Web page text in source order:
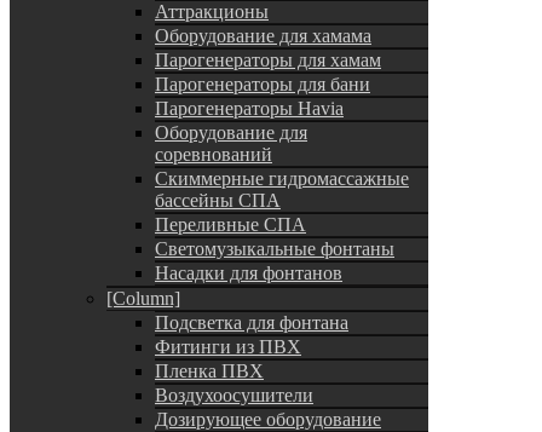
Аттракционы
Оборудование для хамама
Парогенераторы для хамам
Парогенераторы для бани
Парогенераторы Havia
Оборудование для
соревнований
Скиммерные гидромассажные
бассейны СПА
Переливные СПА
Светомузыкальные фонтаны
Насадки для фонтанов
[Column]
Подсветка для фонтана
Фитинги из ПВХ
Пленка ПВХ
Воздухоосушители
Дозирующее оборудование